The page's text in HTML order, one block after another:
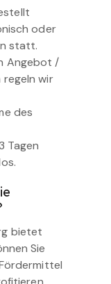
oder
statt.
Angebot /
regeln wir
des
Tagen
bietet
Sie